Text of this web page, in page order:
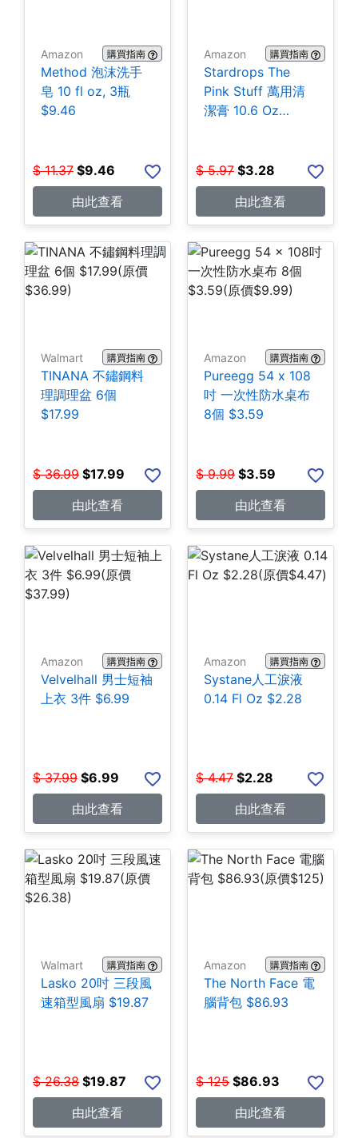
Amazon 購買指南
Method 泡沫洗手
皂 10 fl oz, 3瓶
$9.46
$ 11.37 $9.46
由此查看
Amazon 購買指南
Stardrops The
Pink Stuff 萬用清
潔膏 10.6 Oz
$ 5.97 $3.28
由此查看
Walmart 購買指南
TINANA 不鏽鋼料
理調理盆 6個
$17.99
$ 36.99 $17.99
由此查看
Amazon 購買指南
Pureegg 54 x 108
吋 一次性防水桌布
8個 $3.59
$ 9.99 $3.59
由此查看
Amazon 購買指南
Velvelhall 男士短袖
上衣 3件 $6.99
$ 37.99 $6.99
由此查看
Amazon 購買指南
Systane人工淚液
0.14 Fl Oz $2.28
$ 4.47 $2.28
由此查看
Walmart 購買指南
Lasko 20吋 三段風
速箱型風扇 $19.87
$ 26.38 $19.87
由此查看
Amazon 購買指南
The North Face 電
腦背包 $86.93
$ 125 $86.93
由此查看